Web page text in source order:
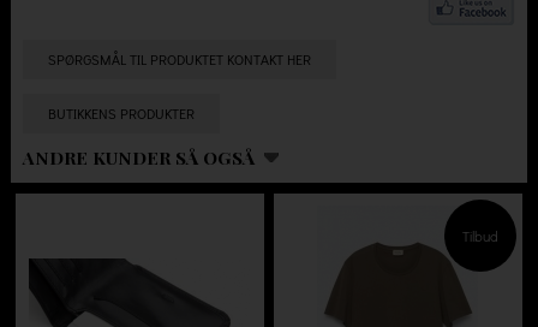
SPØRGSMÅL TIL PRODUKTET KONTAKT HER
BUTIKKENS PRODUKTER
ANDRE KUNDER SÅ OGSÅ
Tilbud